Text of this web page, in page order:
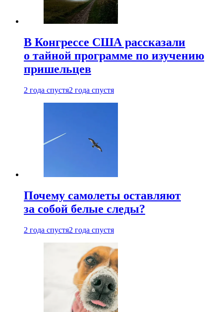
В Конгрессе США рассказали
о тайной программе по изучению
пришельцев
2 года спустя2 года спустя
Почему самолеты оставляют
за собой белые следы?
2 года спустя2 года спустя